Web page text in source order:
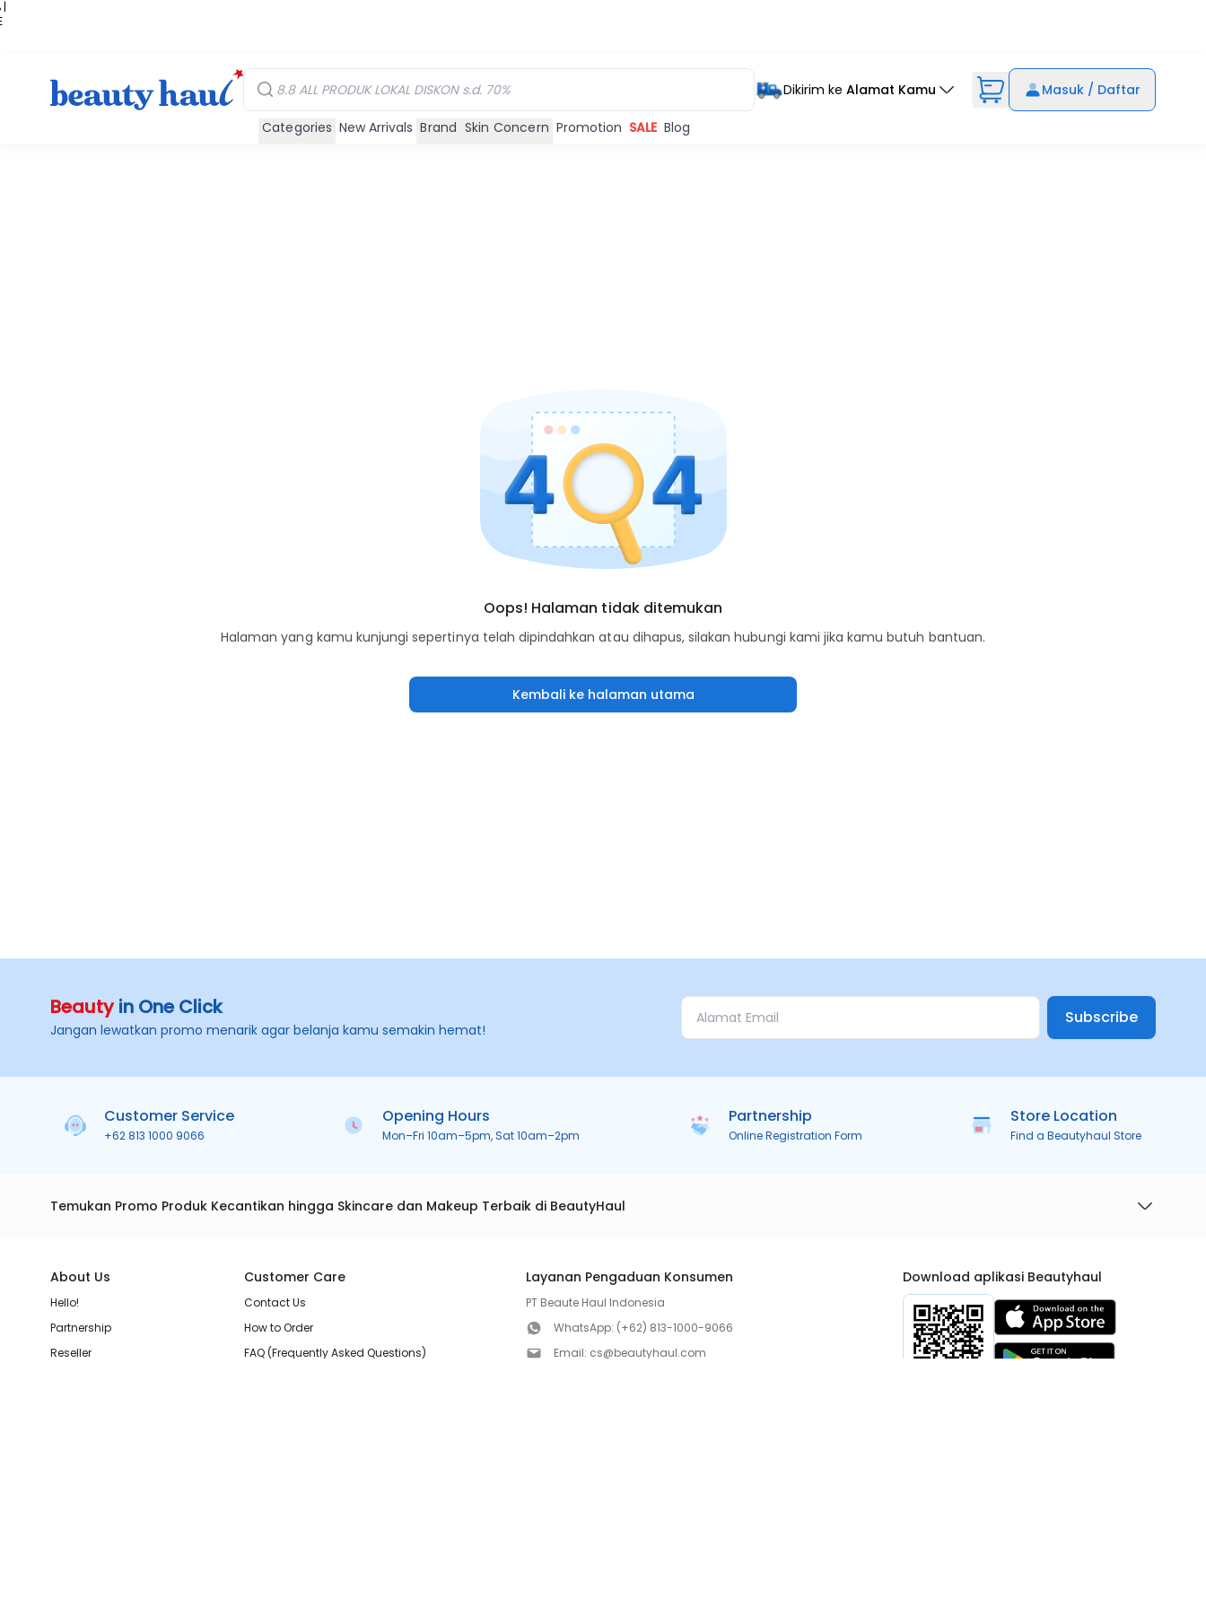
|
Dikirim ke Alamat Kamu Masuk / Daftar
Categories New Arrivals Brand Skin Concern Promotion SALE Blog
Oops! Halaman tidak ditemukan
Halaman yang kamu kunjungi sepertinya telah dipindahkan atau dihapus, silakan hubungi kami jika kamu butuh bantuan.
Kembali ke halaman utama
Beautyin One Click
Jangan lewatkan promo menarik agar belanja kamu semakin hemat!
Subscribe
Customer Service
+62 813 1000 9066
Opening Hours
Mon–Fri 10am–5pm, Sat 10am–2pm
Partnership
Online Registration Form
Store Location
Find a Beautyhaul Store
Temukan Promo Produk Kecantikan hingga Skincare dan Makeup Terbaik di BeautyHaul
About Us
Hello!
Partnership
Reseller
Customer Care
Contact Us
How to Order
FAQ (Frequently Asked Questions)
Layanan Pengaduan Konsumen
PT Beaute Haul Indonesia
WhatsApp: (+62) 813-1000-9066
Email: cs@beautyhaul.com
Download aplikasi Beautyhaul